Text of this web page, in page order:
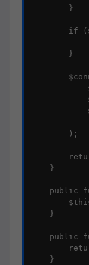
        }
if
        }
        );
    }
public
    }
public
    }